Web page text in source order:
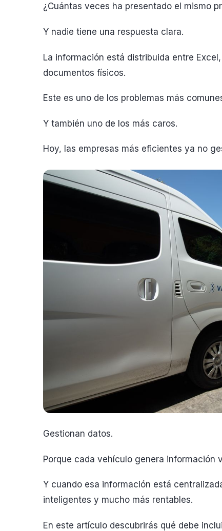
¿Cuántas veces ha presentado el mismo
Y nadie tiene una respuesta clara.
La información está distribuida entre
documentos físicos.
Este es uno de los problemas más
Y también uno de los más caros.
Hoy, las empresas más eficientes ya no
Gestionan datos.
Porque cada vehículo genera información
Y cuando esa información está
inteligentes y mucho más rentables.
En este artículo descubrirás qué debe